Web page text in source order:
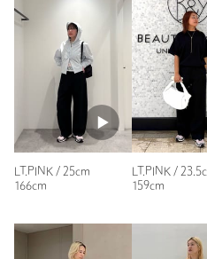
投稿日： 2026年7月5日
購入サ
｜
購入カラー：LT.PINK
購入商品のサイズ感：ちょうど
サロモンのスニーカーが欲しく
色を見つけて試着し、少しサイ
スタッフさんにも確認し、24.5
入。紐を引っ張って固定して、
便利なのも知りました。夏でも
す。
40代後半
LT.PINK / 25cm
166cm
LT.PINK /
159cm